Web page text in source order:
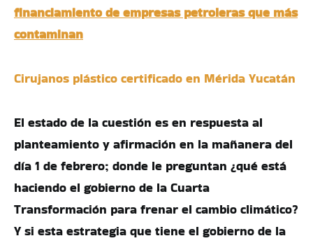
financiamiento de empresas petroleras que más
contaminan
Cirujanos plástico certificado en Mérida Yucatán
El estado de la cuestión es en respuesta al
planteamiento y afirmación en la mañanera del
día 1 de febrero; donde le preguntan ¿qué está
haciendo el gobierno de la Cuarta
Transformación para frenar el cambio climático?
Y si esta estrategia que tiene el gobierno de la